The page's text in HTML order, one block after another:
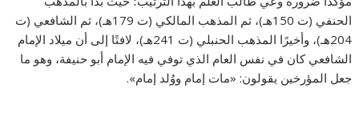
الحنفي (ت 150هـ)، ثم المذهب المالكي (ت 179هـ)، ثم الشافعي (ت
204هـ)، وأخيرًا المذهب الحنبلي (ت 241هـ)، لافتًا إلى أن ميلاد الإمام
الشافعي كان في نفس العام الذي توفي فيه الإمام أبو حنيفة، وهو ما
جعل المؤرخين يقولون: «مات إمام ووُلد إمام».